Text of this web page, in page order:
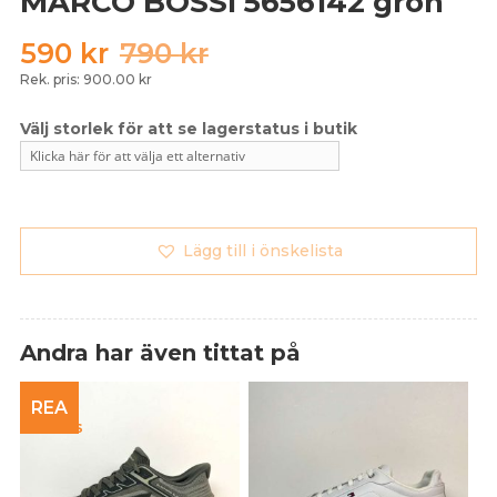
790kr
var:
790 kr.
590 kr
är:
590 kr.
Rek. pris: 900.00 kr
Lägg till i önskelista
Andra har även tittat på
REA